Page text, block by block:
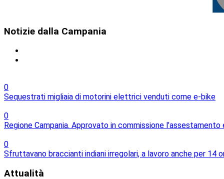
Notizie dalla Campania
0
Sequestrati migliaia di motorini elettrici venduti come e-bike
0
Regione Campania. Approvato in commissione
0
Sfruttavano braccianti indiani irregolari, a lavoro anche per 14
Attualità